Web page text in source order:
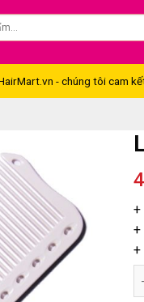
- chúng tôi cam
+
+
+